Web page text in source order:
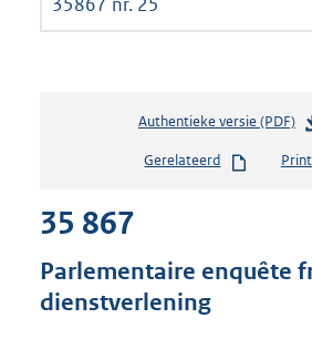
Authentieke versie (PDF)b
s
d
s
Gerelateerd
35 867
Parlementaire enquête
dienstverlening